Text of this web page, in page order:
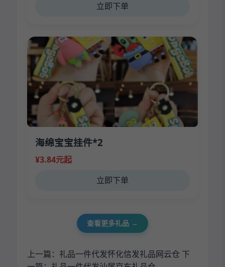
立即下单
海绵宝宝挂件*2
¥3.84元起
立即下单
查看更多礼品 →
上一篇： 礼品一件代发怀化信发礼品网云仓 下